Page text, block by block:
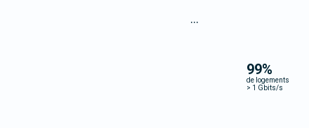
99%
de logements
> 1 Gbits/s
...